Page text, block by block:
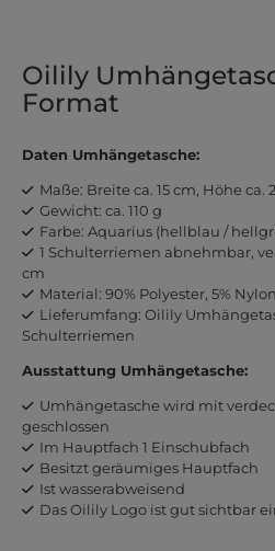
Oilily
Format
Daten Umhängetasche:
Maße: Breite ca. 15 cm, Höhe ca.
Gewicht: ca. 110 g
Farbe: Aquarius (hellblau /
1 Schulterriemen abnehmbar,
cm
Material: 90% Polyester, 5%
Lieferumfang: Oilily
Schulterriemen
Ausstattung Umhängetasche:
Umhängetasche wird mit
geschlossen
Im Hauptfach 1 Einschubfach
Besitzt geräumiges Hauptfach
Ist wasserabweisend
Das Oilily Logo ist gut sichtbar